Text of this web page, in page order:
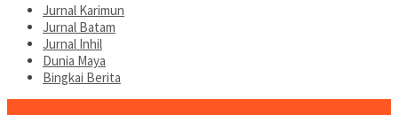
Jurnal Karimun
Jurnal Batam
Jurnal Inhil
Dunia Maya
Bingkai Berita